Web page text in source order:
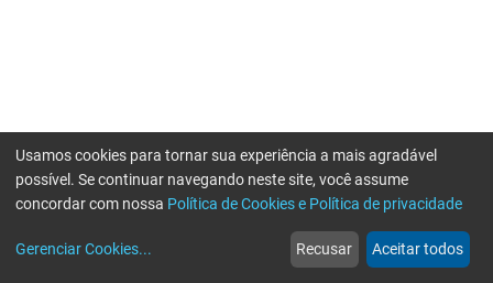
web
Notícias
more_horiz
Mais
Usamos cookies para tornar sua experiência a mais agradável
possível. Se continuar navegando neste site, você assume
concordar com nossa Política de Cookies e Política de privacidade
Gerenciar Cookies... Recusar Aceitar todos
Erro ao enviar informações, por favor tente novamente